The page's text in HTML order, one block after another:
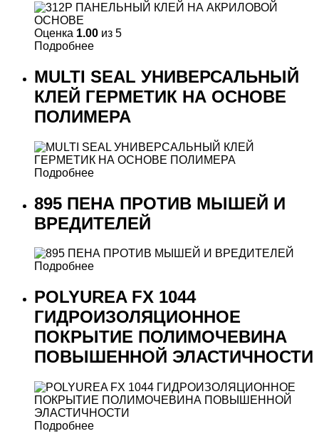
Оценка 1.00 из 5
Подробнее
MULTI SEAL УНИВЕРСАЛЬНЫЙ
КЛЕЙ ГЕРМЕТИК НА ОСНОВЕ
ПОЛИМЕРА
Подробнее
895 ПЕНА ПРОТИВ МЫШЕЙ И
ВРЕДИТЕЛЕЙ
Подробнее
POLYUREA FX 1044
ГИДРОИЗОЛЯЦИОННОЕ
ПОКРЫТИЕ ПОЛИМОЧЕВИНА
ПОВЫШЕННОЙ ЭЛАСТИЧНОСТИ
Подробнее